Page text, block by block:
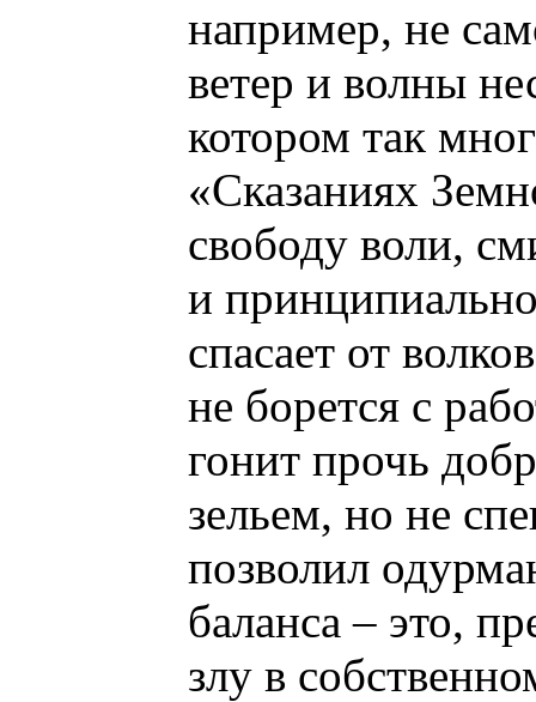
например, не
ветер и волны
котором так
«Сказаниях
свободу воли,
и
спасает от
не борется с
гонит прочь
зельем, но не
позволил
баланса – это,
злу в